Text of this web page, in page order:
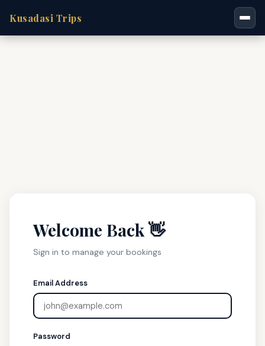
Kusadasi Trips
Welcome Back 👋
Sign in to manage your bookings
Email Address
Password